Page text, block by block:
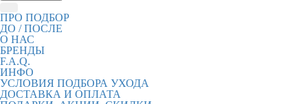
ПРО ПОДБОР
ДО / ПОСЛЕ
О НАС
БРЕНДЫ
F.A.Q.
ИНФО
УСЛОВИЯ ПОДБОРА УХОДА
ДОСТАВКА И ОПЛАТА